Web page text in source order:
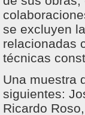
se excluyen
relacionadas
técnicas
Una muestra
siguientes:
Ricardo